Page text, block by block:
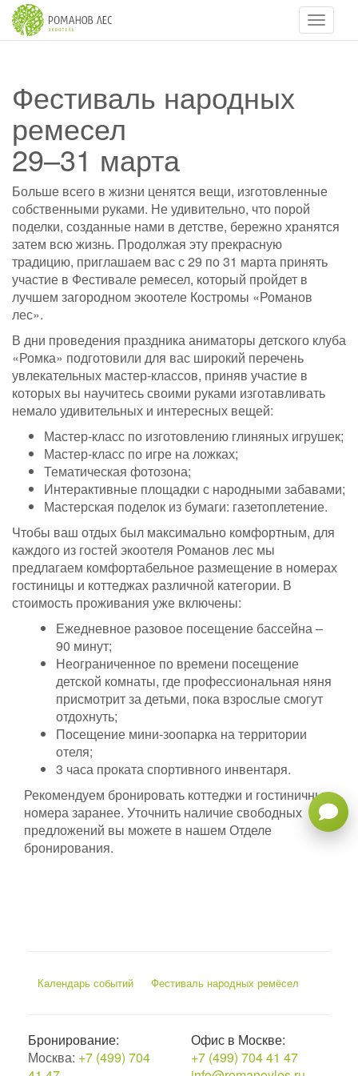
Фестиваль народных
ремесел
29–31 марта
Больше всего в жизни ценятся вещи, изготовленные
собственными руками. Не удивительно, что порой
поделки, созданные нами в детстве, бережно хранятся
затем всю жизнь. Продолжая эту прекрасную
традицию, приглашаем вас с 29 по 31 марта принять
участие в Фестивале ремесел, который пройдет в
лучшем загородном экоотеле Костромы «Романов
лес».
В дни проведения праздника аниматоры детского клуба
«Ромка» подготовили для вас широкий перечень
увлекательных мастер-классов, приняв участие в
которых вы научитесь своими руками изготавливать
немало удивительных и интересных вещей:
Мастер-класс по изготовлению глиняных игрушек;
Мастер-класс по игре на ложках;
Тематическая фотозона;
Интерактивные площадки с народными забавами;
Мастерская поделок из бумаги: газетоплетение.
Чтобы ваш отдых был максимально комфортным, для
каждого из гостей экоотеля Романов лес мы
предлагаем комфортабельное размещение в номерах
гостиницы и коттеджах различной категории. В
стоимость проживания уже включены:
Ежедневное разовое посещение бассейна –
90 минут;
Неограниченное по времени посещение
детской комнаты, где профессиональная няня
присмотрит за детьми, пока взрослые смогут
отдохнуть;
Посещение мини-зоопарка на территории
отеля;
3 часа проката спортивного инвентаря.
Рекомендуем бронировать коттеджи и гостиничные
номера заранее. Уточнить наличие свободных
предложений вы можете в нашем Отделе
бронирования.
Календарь событий Фестиваль народных ремёсел
Бронирование:
Москва: +7 (499) 704
Офис в Москве:
+7 (499) 704 41 47